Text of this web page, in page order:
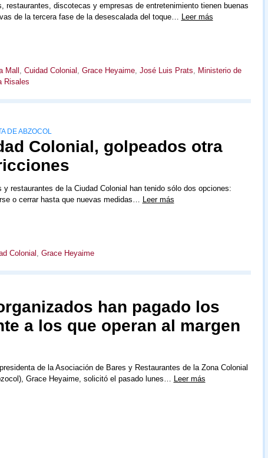
restaurantes, discotecas y empresas de entretenimiento tienen buenas
de la tercera fase de la desescalada del toque… Leer más
Mall , Cuidad Colonial , Grace Heyaime, José Luis Prats, Ministerio de
Risales
DE ABZOCOL
Colonial, golpeados otra
y restaurantes de la Ciudad Colonial han tenido sólo dos opciones:
o cerrar hasta que nuevas medidas… Leer más
Colonial, Grace Heyaime
han pagado los
a los que operan al margen
de la Asociación de Bares y Restaurantes de la Zona Colonial
Grace Heyaime, solicitó el pasado lunes… Leer más